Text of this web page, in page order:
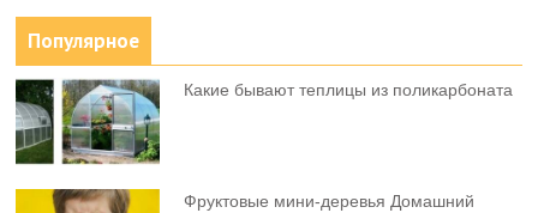
Популярное
Какие бывают теплицы из поликарбоната
Фруктовыe мини-деревья Домашний